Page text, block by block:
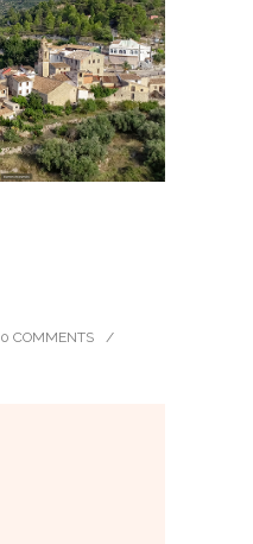
0 COMMENTS
/